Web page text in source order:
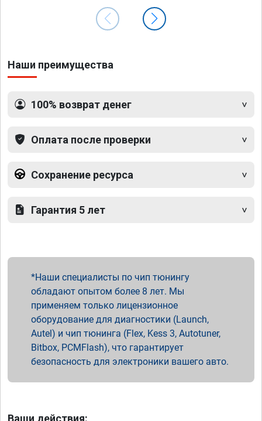
Наши преимущества
100% возврат денег
Оплата после проверки
Сохранение ресурса
Гарантия 5 лет
Наши специалисты по чип тюнингу
обладают опытом более 8 лет. Мы
применяем только лицензионное
оборудование для диагностики (Launch,
Autel) и чип тюнинга (Flex, Kess 3, Autotuner,
Bitbox, PCMFlash), что гарантирует
безопасность для электроники вашего авто.
Ваши действия: